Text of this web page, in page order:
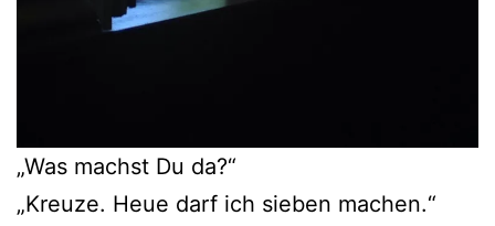
„Was machst Du da?“
„Kreuze. Heue darf ich sieben machen.“